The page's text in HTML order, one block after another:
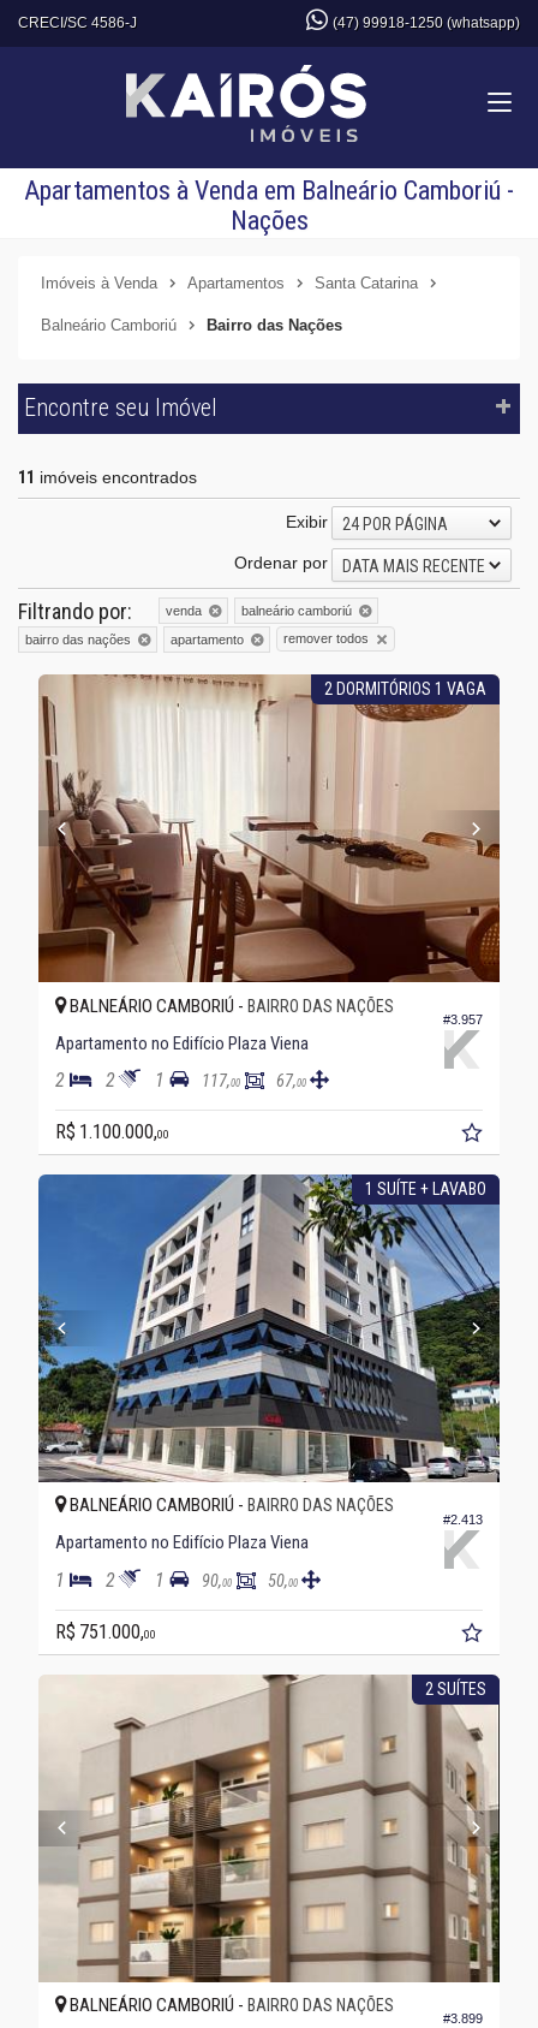
CRECI/SC 4586-J (47) 99918-1250 (whatsapp)
Apartamentos à Venda em Balneário Camboriú -
Nações
Imóveis à Venda Apartamentos Santa Catarina
Balneário Camboriú Bairro das Nações
Encontre seu Imóvel
11 imóveis encontrados
Exibir
24 POR PÁGINA
Ordenar por
DATA MAIS RECENTE
Filtrando por: venda
balneário camboriú
bairro das nações
apartamento remover todos
2 DORMITÓRIOS 1 VAGA
#3.957
BALNEÁRIO CAMBORIÚ - BAIRRO DAS NAÇÕES
Apartamento no Edifício Plaza Viena
2 2 1 117,00 67,00
R$ 1.100.000,00
1 SUÍTE + LAVABO
#2.413
BALNEÁRIO CAMBORIÚ - BAIRRO DAS NAÇÕES
Apartamento no Edifício Plaza Viena
1 2 1 90,00 50,00
R$ 751.000,00
2 SUÍTES
#3.899
BALNEÁRIO CAMBORIÚ - BAIRRO DAS NAÇÕES